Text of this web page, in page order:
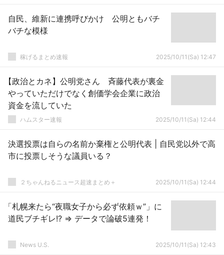
自民、維新に連携呼びかけ 公明ともバチ
バチな模様
稼げるまとめ速報 2025/10/11(Sa) 12:47
【政治とカネ】公明党さん 斉藤代表が裏金
やっていただけでなく創価学会企業に政治
資金を流していた
ハムスター速報 2025/10/11(Sa) 12:44
決選投票は自らの名前か棄権と公明代表 | 自民党以外で高
市に投票しそうな議員いる？
２ちゃんねるニュース超速まとめ＋ 2025/10/11(Sa) 12:44
「札幌来たら“夜職女子から必ず依頼ｗ”」に
道民ブチギレ!? ⇒ データで論破5連発！
News U.S. 2025/10/11(Sa) 12:43